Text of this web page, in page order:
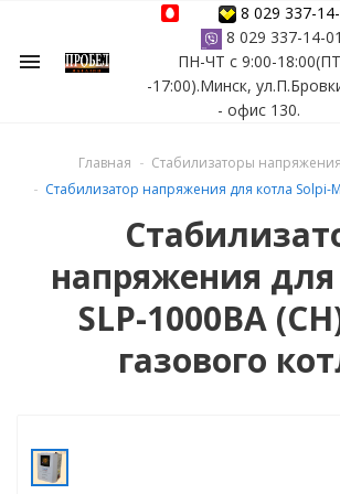
menu
8 029 337-
8 029 337-14-01
ПН-ЧТ с 9:00-18:00(ПТ
-17:00).Минск,
- офис 130.
бассейнов
Главная Стабилизаторы напряжения
Стабилизатор напряжения для котла Solpi-
напряжения для
SLP-1000BA
газового